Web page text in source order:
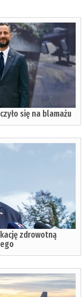
się na blamażu
zdrowotną